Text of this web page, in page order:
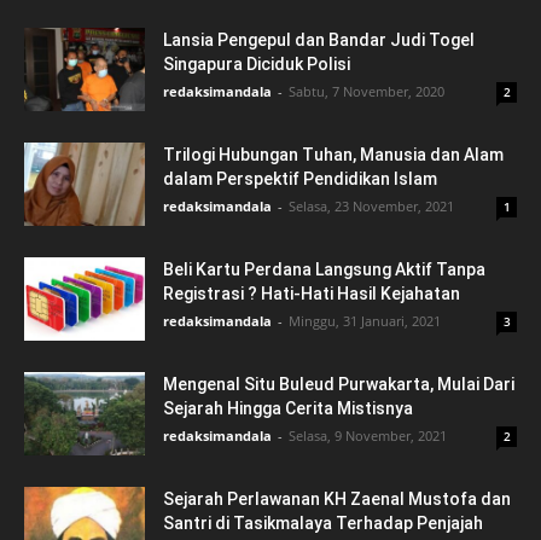
Lansia Pengepul dan Bandar Judi Togel
Singapura Diciduk Polisi
redaksimandala - Sabtu, 7 November, 2020 2
Trilogi Hubungan Tuhan, Manusia dan Alam
dalam Perspektif Pendidikan Islam
redaksimandala - Selasa, 23 November, 2021 1
Beli Kartu Perdana Langsung Aktif Tanpa
Registrasi ? Hati-Hati Hasil Kejahatan
redaksimandala - Minggu, 31 Januari, 2021 3
Mengenal Situ Buleud Purwakarta, Mulai Dari
Sejarah Hingga Cerita Mistisnya
redaksimandala - Selasa, 9 November, 2021 2
Sejarah Perlawanan KH Zaenal Mustofa dan
Santri di Tasikmalaya Terhadap Penjajah